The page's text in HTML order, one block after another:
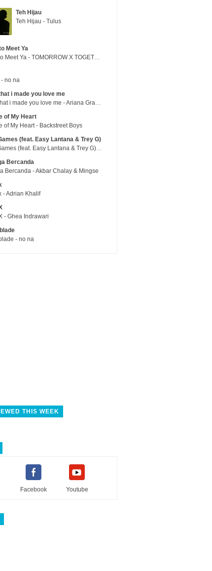
Teh Hijau
Teh Hijau - Tulus
Meet Ya
Nice to Meet Ya - TOMORROW X TOGETHER
- no na
i made you love me
hate that i made you love me - Ariana Grande
of My Heart
of My Heart - Backstreet Boys
(feat. Easy Lantana & Trey G)
War Games (feat. Easy Lantana & Trey G) - Trub
Bercanda
Bercanda - Akbar Chalay & Mingse
- Adrian Khalif
- Ghea Indrawari
- no na
THIS WEEK
Facebook Youtube